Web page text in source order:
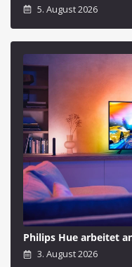
5. August 2026
Philips Hue arbeitet
3. August 2026